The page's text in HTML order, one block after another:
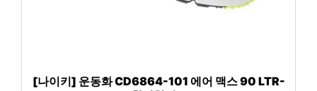
[나이키] 운동화 CD6864-101 에어 맥스 90 LTR-